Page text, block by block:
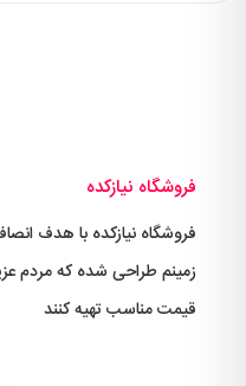
فروشگاه نیازکده
فروشگاه نیازکده با هدف
زمینم طراحی شده که مردم
قیمت مناسب تهیه کنند